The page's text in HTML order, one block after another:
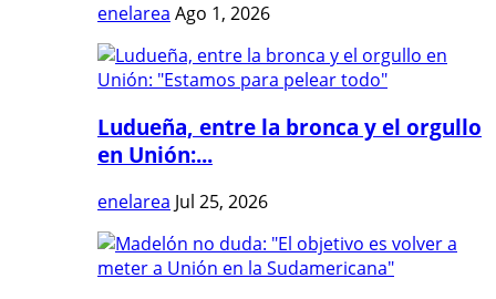
enelarea Ago 1, 2026
Ludueña, entre la bronca y el orgullo
en Unión:...
enelarea Jul 25, 2026